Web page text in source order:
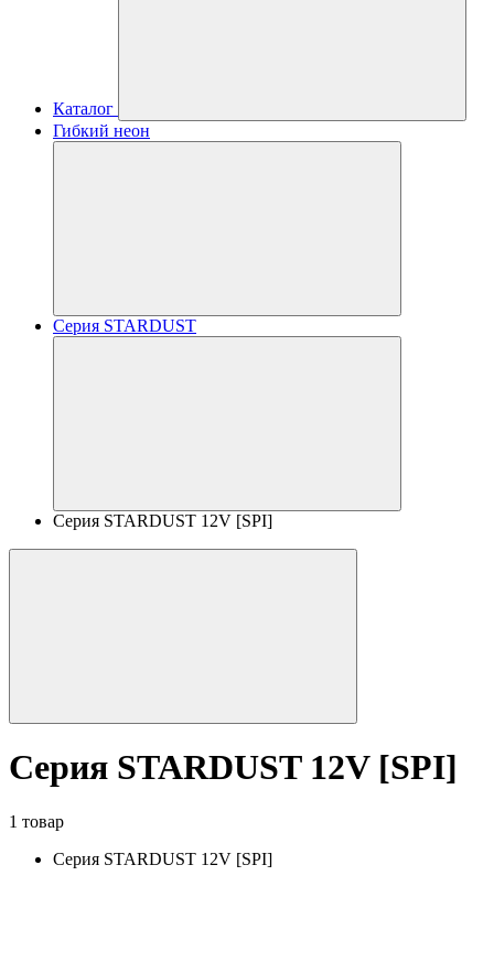
Каталог
Гибкий неон
Серия STARDUST
Серия STARDUST 12V [SPI]
Серия STARDUST 12V [SPI]
1 товар
Серия STARDUST 12V [SPI]